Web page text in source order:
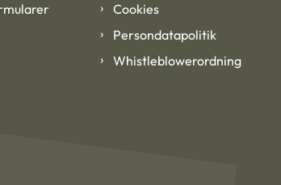
Cookies
Persondatapolitik
Whistleblowerordning